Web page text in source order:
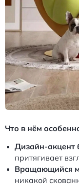
Что в нём
Дизайн‑акцент
притягивает
Вращающийся
никакой